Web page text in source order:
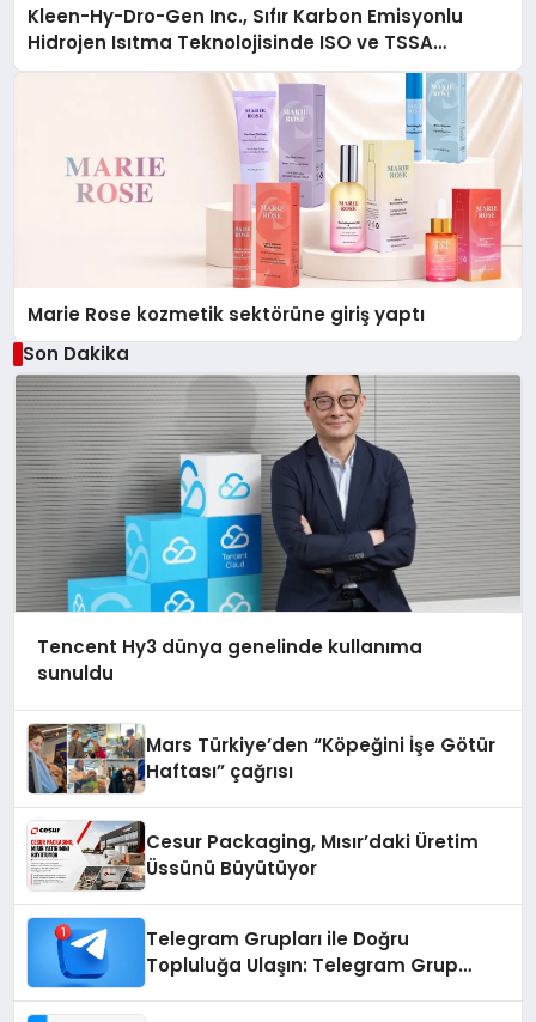
Kleen-Hy-Dro-Gen Inc., Sıfır Karbon Emisyonlu
Hidrojen Isıtma Teknolojisinde ISO ve TSSA
Düzenleyici Onaylarını Aldı
Marie Rose kozmetik sektörüne giriş yaptı
Son Dakika
Tencent Hy3 dünya genelinde kullanıma
sunuldu
Mars Türkiye’den “Köpeğini İşe Götür
Haftası” çağrısı
Cesur Packaging, Mısır’daki Üretim
Üssünü Büyütüyor
Telegram Grupları ile Doğru
Topluluğa Ulaşın: Telegram Grup